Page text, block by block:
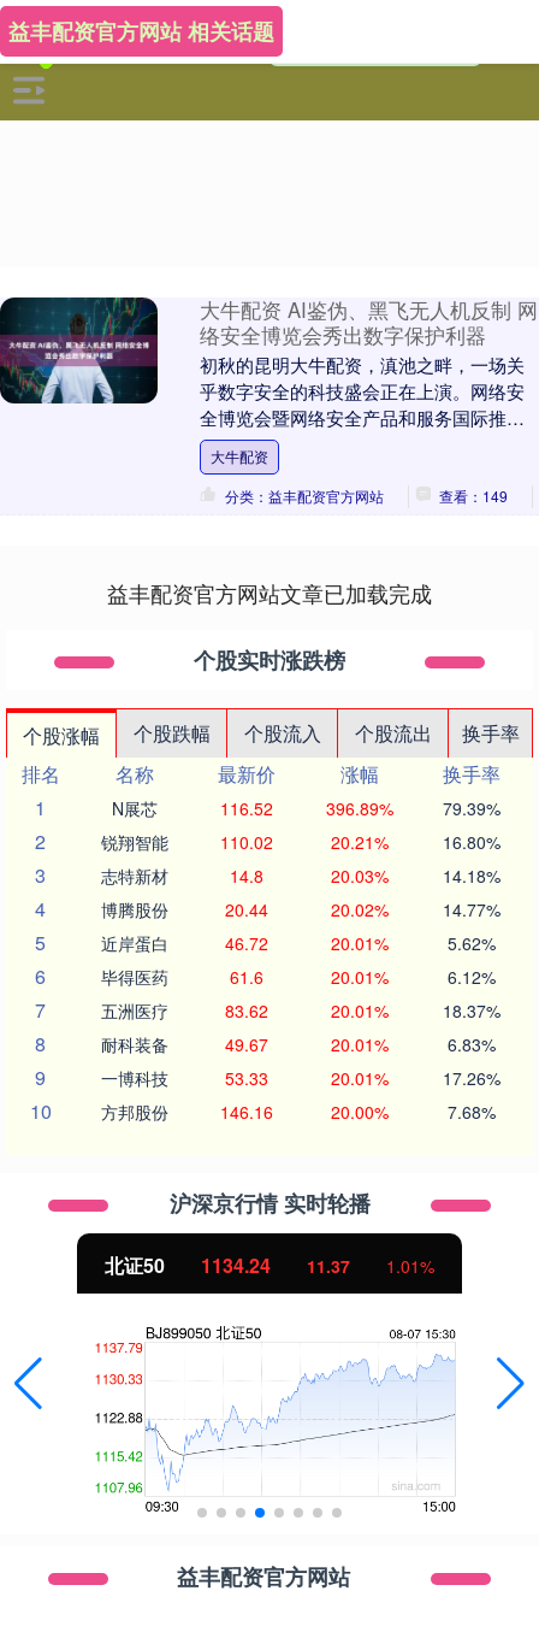
益丰配资官方网站 相关话题
大牛配资 AI鉴伪、黑飞无人机反制 网
络安全博览会秀出数字保护利器
初秋的昆明大牛配资，滇池之畔，一场关
乎数字安全的科技盛会正在上演。网络安
全博览会暨网络安全产品和服务国际推介
会(以下简称“网络安全博览会”)、网络安全
技术高峰论....
大牛配资
分类：益丰配资官方网站
查看：149
益丰配资官方网站文章已加载完成
个股实时涨跌榜
个股涨幅 个股跌幅 个股流入 个股流出
换手率
排名
名称 最新价 涨幅
换手率
1
N展芯 116.52 396.89% 79.39%
2 锐翔智能 110.02 20.21% 16.80%
3 志特新材 14.8 20.03% 14.18%
4 博腾股份 20.44 20.02% 14.77%
5 近岸蛋白 46.72 20.01% 5.62%
6 毕得医药 61.6 20.01% 6.12%
7 五洲医疗 83.62 20.01% 18.37%
8 耐科装备 49.67 20.01% 6.83%
9 一博科技 53.33 20.01% 17.26%
10 方邦股份 146.16 20.00% 7.68%
沪深京行情 实时轮播
北证50 1134.24 11.37 1.01%
益丰配资官方网站